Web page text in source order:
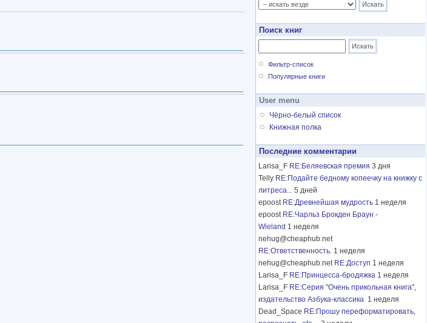
Поиск книг
Фильтр-список
Популярные книги
User menu
Чёрно-белый список
Книжная полка
Последние комментарии
Larisa_F RE:Беляевская премия 3 дня
Telly RE:Подайте бедному копеечку на книжку с
литреса... 5 дней
epoost RE:Древнейшая мудрость 1 неделя
epoost RE:Чарльз Брокден Браун -
Wieland 1 неделя
nehug@cheaphub.net
RE:Ответственность. 1 неделя
nehug@cheaphub.net RE:Доступ 1 неделя
Larisa_F RE:Принцесса-бродяжка 1 неделя
Larisa_F RE:Серия "Очень прикольная книга",
издательство Азбука-классика 1 неделя
Dead_Space RE:Прошу переформатировать,